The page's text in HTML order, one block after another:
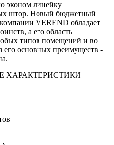
эконом линейку
штор. Новый бюджетный
VEREND обладает
а его область
типов помещений и во
его основных преимуществ -
ХАРАКТЕРИСТИКИ